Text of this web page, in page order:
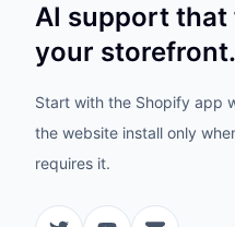
AI support that
your storefront.
Start with the Shopify app
the website install only
requires it.